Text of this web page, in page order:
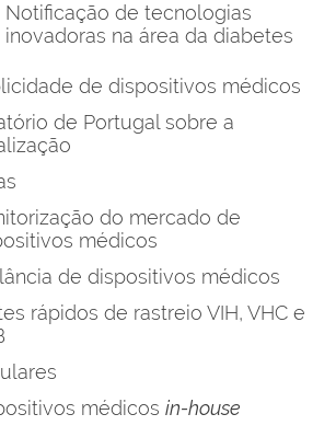
Notificação de tecnologias
inovadoras na área da diabetes
de dispositivos médicos
de Portugal sobre a
do mercado de
médicos
de dispositivos médicos
rápidos de rastreio VIH, VHC e
médicos in-house